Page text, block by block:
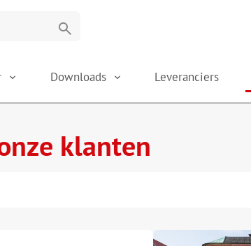
search
Downloads Leveranciers
klanten